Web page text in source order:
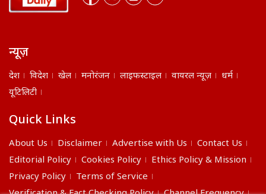
न्यूज़
देश विदेश खेल मनोरंजन लाइफस्टाइल वायरल न्यूज़
धर्म
यूटिलिटी
Quick Links
About Us Disclaimer Advertise with Us
Contact Us
Editorial Policy
Cookies Policy
Ethics Policy & Mission
Privacy Policy
Terms of Service